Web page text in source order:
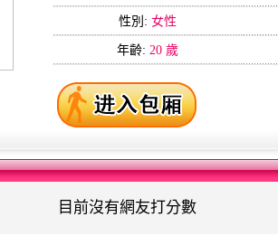
性別: 女性
年齡: 20 歲
目前沒有網友打分數